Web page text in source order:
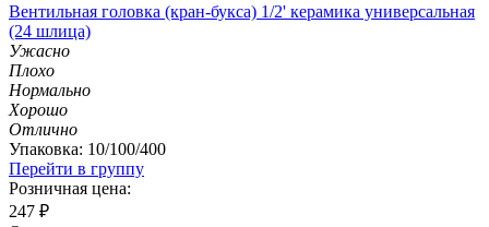
Вентильная головка (кран-букса) 1/2' керамика универсальная
(24 шлица)
Ужасно
Плохо
Нормально
Хорошо
Отлично
Упаковка: 10/100/400
Перейти в группу
Розничная цена:
247 ₽